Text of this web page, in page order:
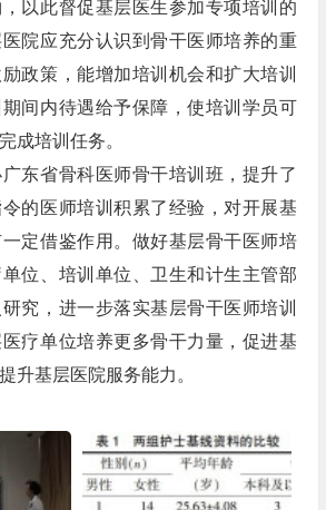
以此督促基层医生参加专项培训的
院应充分认识到骨干医师培养的重
政策，能增加培训机会和扩大培训
间内待遇给予保障，使培训学员可
成培训任务。
省骨科医师骨干培训班，提升了
的医师培训积累了经验，对开展基
定借鉴作用。做好基层骨干医师培
位、培训单位、卫生和计生主管部
究，进一步落实基层骨干医师培训
疗单位培养更多骨干力量，促进基
升基层医院服务能力。